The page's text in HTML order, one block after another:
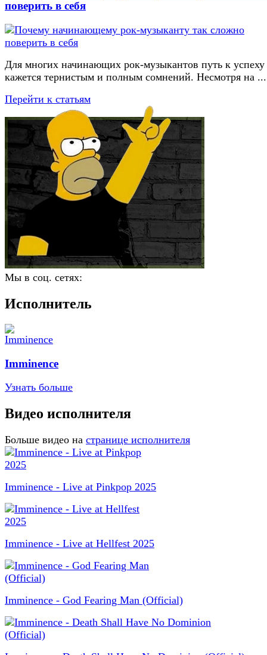
поверить в себя
Для многих начинающих рок-музыкантов путь к успеху
кажется тернистым и полным сомнений. Несмотря на ...
Перейти к статьям
Мы в соц. сетях:
Исполнитель
Imminence
Узнать больше
Видео исполнителя
Больше видео на странице исполнителя
Imminence - Live at Pinkpop 2025
Imminence - Live at Hellfest 2025
Imminence - God Fearing Man (Official)